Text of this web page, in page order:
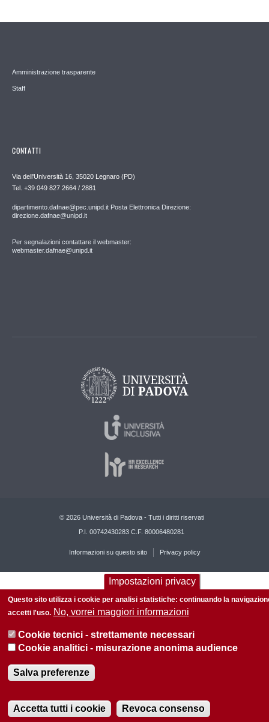
Amministrazione trasparente
Staff
CONTATTI
Via dell'Università 16, 35020 Legnaro (PD)
Tel. +39 049 827 2664 / 2881
dipartimento.dafnae@pec.unipd.it Posta Elettronica Direzione:
direzione.dafnae@unipd.it
Per segnalazioni contattare il webmaster:
webmaster.dafnae@unipd.it
© 2026 Università di Padova - Tutti i diritti riservati
P.I. 00742430283 C.F. 80006480281
Informazioni su questo sito Privacy policy
Impostazioni privacy
Questo sito utilizza i cookie per analisi statistiche: continuando la
accetti l'uso. No, vorrei maggiori informazioni
Cookie tecnici - strettamente necessari
Cookie analitici - misurazione anonima audience
Salva preferenze
Accetta tutti i cookie Revoca consenso